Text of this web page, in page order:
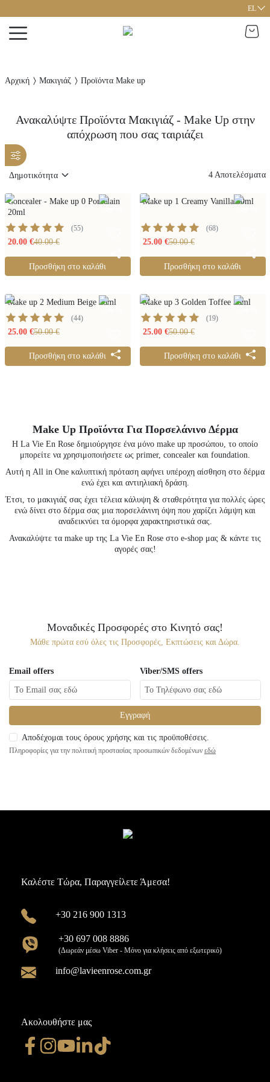
EL
Αρχική Μακιγιάζ Προϊόντα Make up
Ανακαλύψτε Προϊόντα Μακιγιάζ - Make Up στην
απόχρωση που σας ταιριάζει
4 Αποτελέσματα
Concealer - Make up 0 Porcelain
20ml
(55)
20.00 €40.00 €
Προσθήκη στο καλάθι
Make up 1 Creamy Vanilla 30ml
(68)
25.00 €50.00 €
Προσθήκη στο καλάθι
Make up 2 Medium Beige 30ml
(44)
25.00 €50.00 €
Προσθήκη στο καλάθι
Make up 3 Golden Toffee 30ml
(19)
25.00 €50.00 €
Προσθήκη στο καλάθι
Make Up Προϊόντα Για Πορσελάνινο Δέρμα
Η La Vie En Rose δημιούργησε ένα μόνο make up προσώπου, το οποίο
μπορείτε να χρησιμοποιήσετε ως primer, concealer και foundation.
Αυτή η All in One καλυπτική πρόταση αφήνει υπέροχη αίσθηση στο δέρμα
ενώ έχει και αντιηλιακή δράση.
Έτσι, το μακιγιάζ σας έχει τέλεια κάλυψη & σταθερότητα για πολλές ώρες
ενώ δίνει στο δέρμα σας μια πορσελάνινη όψη που χαρίζει λάμψη και
αναδεικνύει τα όμορφα χαρακτηριστικά σας.
Ανακαλύψτε τα make up της La Vie En Rose στο e-shop μας & κάντε τις
αγορές σας!
Μοναδικές Προσφορές στο Κινητό σας!
Μάθε πρώτα εσύ όλες τις Προσφορές, Εκπτώσεις και Δώρα.
Email offers Viber/SMS offers
Εγγραφή
Αποδέχομαι τους όρους χρήσης και τις προϋποθέσεις.
Πληροφορίες για την πολιτική προστασίας προσωπικών δεδομένων εδώ
Καλέστε Τώρα, Παραγγείλετε Άμεσα!
+30 216 900 1313
+30 697 008 8886
(Δωρεάν μέσω Viber - Μόνο για κλήσεις από εξωτερικό)
info@lavieenrose.com.gr
Ακολουθήστε μας